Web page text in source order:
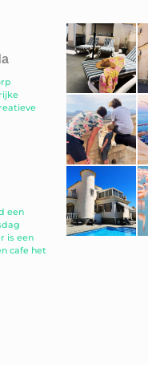
een
is een
cafe het